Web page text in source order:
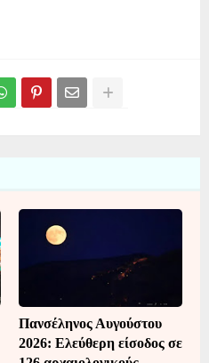
Πανσέληνος Αυγούστου
2026: Ελεύθερη είσοδος σε